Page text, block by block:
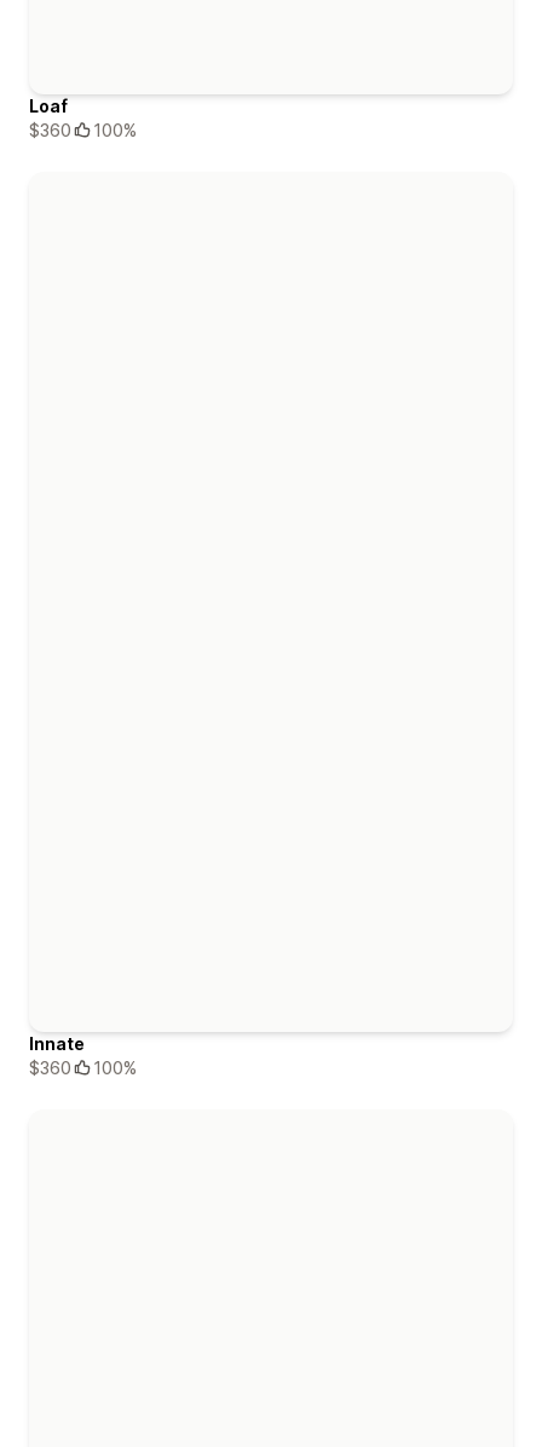
Loaf
$360
100%
Innate
$360
100%